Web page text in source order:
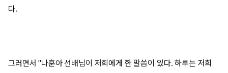
다.
그러면서 "나훈아 선배님이 저희에게 한 말씀이 있다. 하루는 저희